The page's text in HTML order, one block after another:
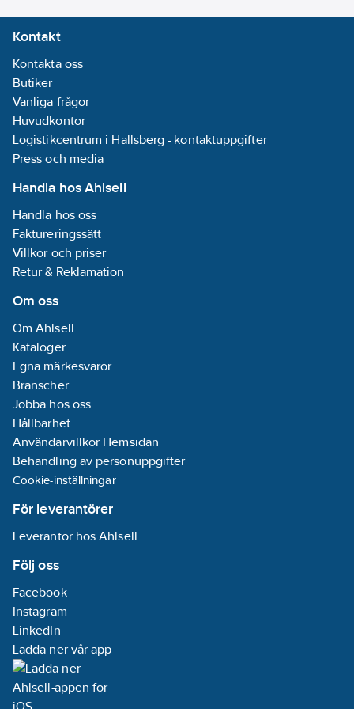
Artikelnummer: 76399404
Lev. artikelnr:
Ean
artikelnr:
7317845920411
Materialklass
Kontakt
Kontakta oss
Butiker
Vanliga frågor
Huvudkontor
Logistikcentrum i Hallsberg - kontaktuppgifter
Press och media
Handla hos Ahlsell
Handla hos oss
Faktureringssätt
Villkor och priser
Retur & Reklamation
Om oss
Om Ahlsell
Kataloger
Egna märkesvaror
Branscher
Jobba hos oss
Hållbarhet
Användarvillkor Hemsidan
Behandling av personuppgifter
Cookie-inställningar
För leverantörer
Leverantör hos Ahlsell
Följ oss
Facebook
Instagram
LinkedIn
Ladda ner vår app